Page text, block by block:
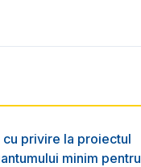
privire la proiectul
minim pentru